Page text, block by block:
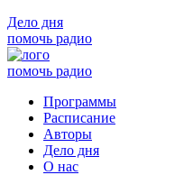
Дело дня
помочь радио
помочь радио
Программы
Расписание
Авторы
Дело дня
О нас